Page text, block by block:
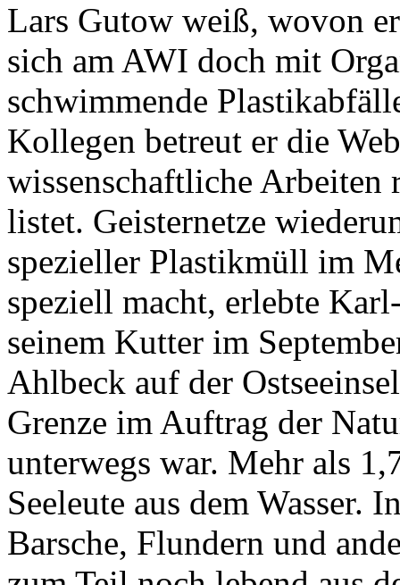
Lars Gutow weiß, wovon
sich am AWI doch mit
schwimmende
Kollegen betreut er die
wissenschaftliche
listet. Geisternetze
spezieller Plastikmüll im
speziell macht, erlebte
seinem Kutter im
Ahlbeck auf der
Grenze im Auftrag der
unterwegs war. Mehr als
Seeleute aus dem Wasser.
Barsche, Flundern und